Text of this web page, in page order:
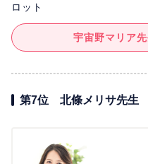
ロット
宇宙野マリア
第7位 北條メリサ先生